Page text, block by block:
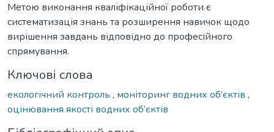
Метою виконання кваліфікаційної роботи є
систематизація знань та розширення навичок щодо
вирішення завдань відповідно до професійного
спрямування.
Ключові слова
екологічний контроль , моніторинг водних об’єктів ,
оцінювання якості водних об’єктів